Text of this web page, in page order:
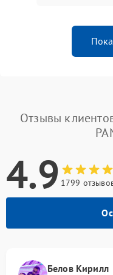
Отзывы
4.9 1799
Белов Кирилл